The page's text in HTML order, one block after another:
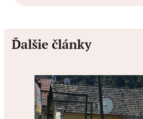
Ďalšie články